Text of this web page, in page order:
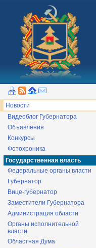
Новости
Видеоблог Губернатора
Объявления
Конкурсы
Фотохроника
Государственная власть
Федеральные органы власти
Губернатор
Вице-губернатор
Заместители Губернатора
Администрация области
Органы исполнительной
власти
Областная Дума